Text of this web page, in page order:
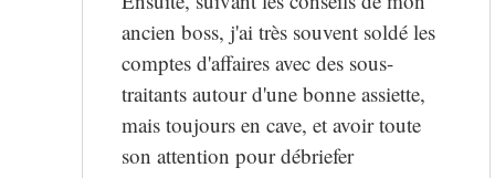
ancien boss, j'ai très souvent soldé les
comptes d'affaires avec des sous-
traitants autour d'une bonne assiette,
mais toujours en cave, et avoir toute
son attention pour débriefer